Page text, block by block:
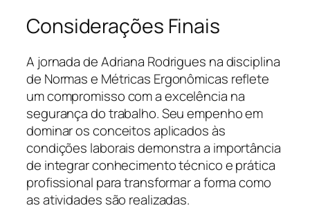
Considerações Finais
A jornada de Adriana Rodrigues na disciplina
de Normas e Métricas Ergonômicas reflete
um compromisso com a excelência na
segurança do trabalho. Seu empenho em
dominar os conceitos aplicados às
condições laborais demonstra a importância
de integrar conhecimento técnico e prática
profissional para transformar a forma como
as atividades são realizadas.